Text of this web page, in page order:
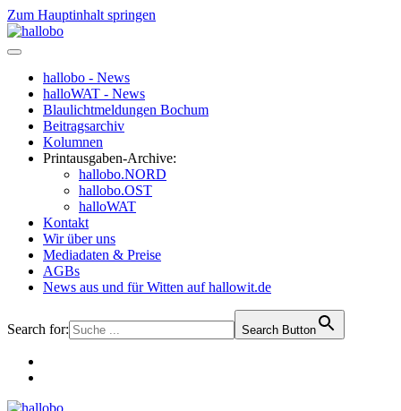
Zum Hauptinhalt springen
hallobo - News
halloWAT - News
Blaulichtmeldungen Bochum
Beitragsarchiv
Kolumnen
Printausgaben-Archive:
hallobo.NORD
hallobo.OST
halloWAT
Kontakt
Wir über uns
Mediadaten & Preise
AGBs
News aus und für Witten auf hallowit.de
Search for: Search Button